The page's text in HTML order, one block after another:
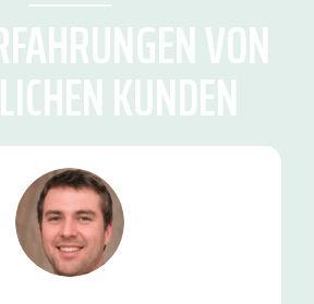
VON
KUNDEN